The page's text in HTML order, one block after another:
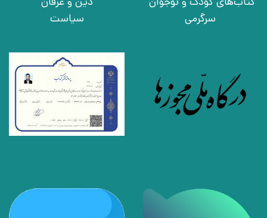
سرگرمی
سیاست